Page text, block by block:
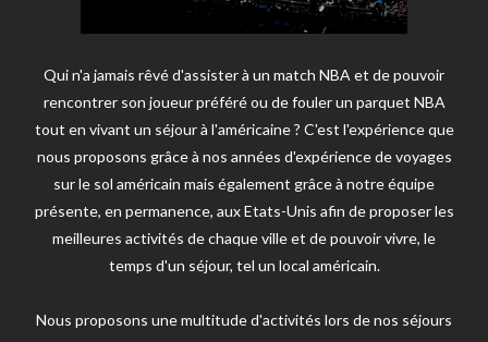
Qui n'a jamais rêvé d'assister à un match NBA et de pouvoir
rencontrer son joueur préféré ou de fouler un parquet NBA
tout en vivant un séjour à l'américaine ? C'est l'expérience que
nous proposons grâce à nos années d'expérience de voyages
sur le sol américain mais également grâce à notre équipe
présente, en permanence, aux Etats-Unis afin de proposer les
meilleures activités de chaque ville et de pouvoir vivre, le
temps d'un séjour, tel un local américain.
Nous proposons une multitude d'activités lors de nos séjours